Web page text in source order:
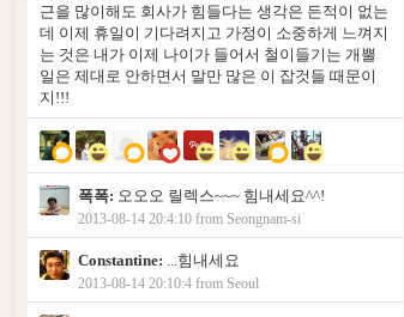
근을 많이해도 회사가 힘들다는 생각은 든적이 없는
데 이제 휴일이 기다려지고 가정이 소중하게 느껴지
는 것은 내가 이제 나이가 들어서 철이들기는 개뿔
일은 제대로 안하면서 말만 많은 이 잡것들 때문이
지!!!
폭폭: 오오오 릴렉스~~~ 힘내세요^^!
2013-08-14 20:4:10 from Seongnam-si
Constantine: ...힘내세요
2013-08-14 20:10:4 from Seoul